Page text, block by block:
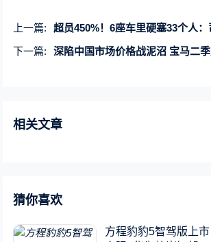
上一篇:
超员450%！6座车里硬塞33个人：司
下一篇:
深陷中国市场价格战泥沼 宝马二季度
相关文章
猜你喜欢
方程豹豹5智驾版上